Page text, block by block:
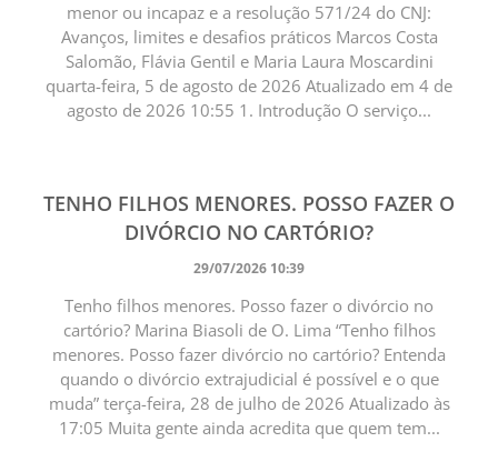
menor ou incapaz e a resolução 571/24 do CNJ:
Avanços, limites e desafios práticos Marcos Costa
Salomão, Flávia Gentil e Maria Laura Moscardini
quarta-feira, 5 de agosto de 2026 Atualizado em 4 de
agosto de 2026 10:55 1. Introdução O serviço...
TENHO FILHOS MENORES. POSSO FAZER O
DIVÓRCIO NO CARTÓRIO?
29/07/2026 10:39
Tenho filhos menores. Posso fazer o divórcio no
cartório? Marina Biasoli de O. Lima “Tenho filhos
menores. Posso fazer divórcio no cartório? Entenda
quando o divórcio extrajudicial é possível e o que
muda” terça-feira, 28 de julho de 2026 Atualizado às
17:05 Muita gente ainda acredita que quem tem...